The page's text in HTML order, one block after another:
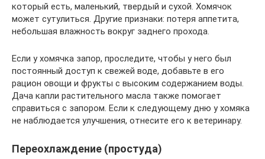
который есть, маленький, твердый и сухой. Хомячок
может сутулиться. Другие признаки: потеря аппетита,
небольшая влажность вокруг заднего прохода.
Если у хомячка запор, проследите, чтобы у него был
постоянный доступ к свежей воде, добавьте в его
рацион овощи и фрукты с высоким содержанием воды.
Дача капли растительного масла также помогает
справиться с запором. Если к следующему дню у хомяка
не наблюдается улучшения, отнесите его к ветеринару.
Переохлаждение (простуда)